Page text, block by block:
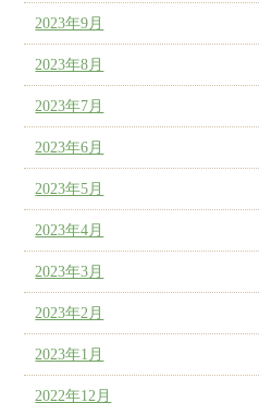
2023年9月
2023年8月
2023年7月
2023年6月
2023年5月
2023年4月
2023年3月
2023年2月
2023年1月
2022年12月